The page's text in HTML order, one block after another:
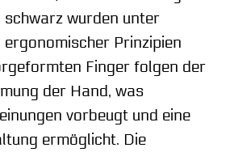
wurden unter
Prinzipien
Finger folgen der
der Hand, was
vorbeugt und eine
ermöglicht. Die